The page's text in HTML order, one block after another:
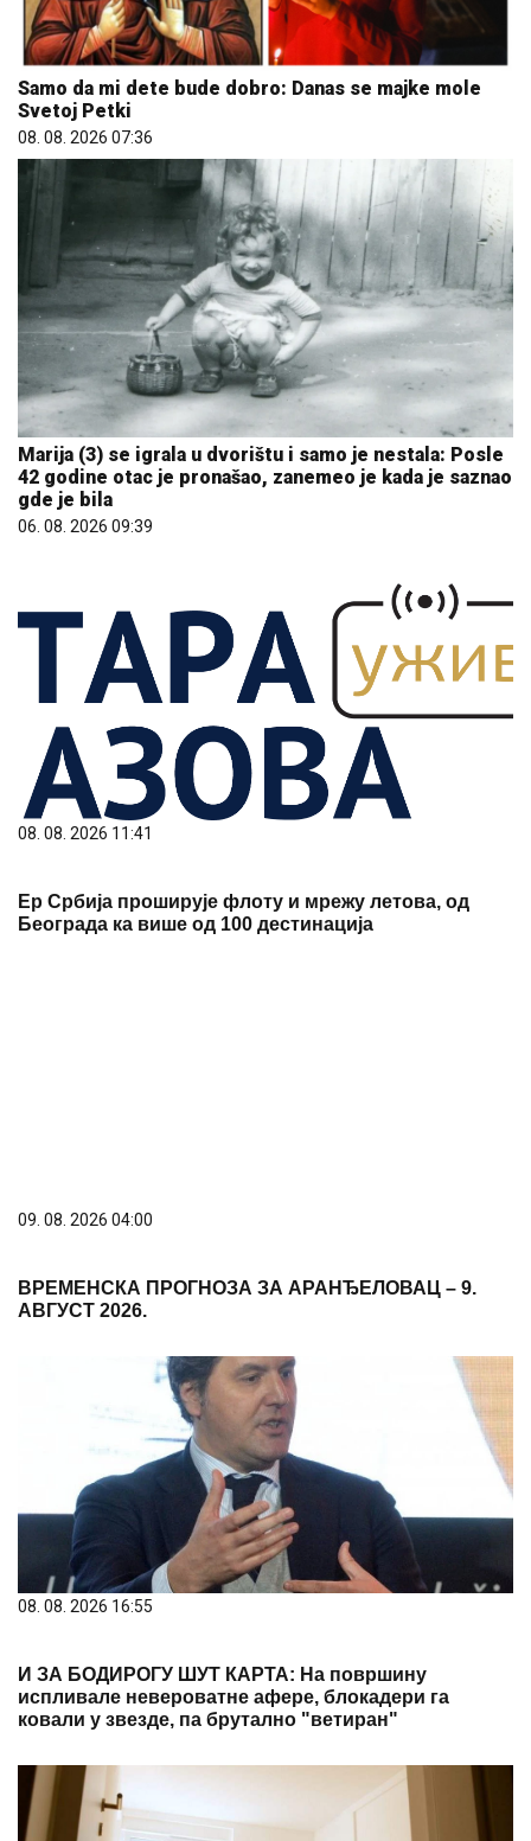
Samo da mi dete bude dobro: Danas se majke mole
Svetoj Petki
08. 08. 2026 07:36
Marija (3) se igrala u dvorištu i samo je nestala: Posle
42 godine otac je pronašao, zanemeo je kada je saznao
gde je bila
06. 08. 2026 09:39
08. 08. 2026 11:41
Ер Србија проширује флоту и мрежу летова, од
Београда ка више од 100 дестинација
09. 08. 2026 04:00
ВРЕМЕНСКА ПРОГНОЗА ЗА АРАНЂЕЛОВАЦ – 9.
АВГУСТ 2026.
08. 08. 2026 16:55
И ЗА БОДИРОГУ ШУТ КАРТА: На површину
испливале невероватне афере, блокадери га
ковали у звезде, па брутално "ветиран"